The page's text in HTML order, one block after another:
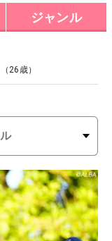
ジャンル
（ 26 歳）